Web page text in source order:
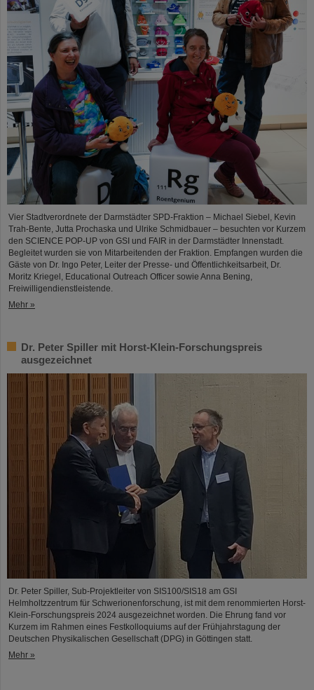
Vier Stadtverordnete der Darmstädter SPD-Fraktion – Michael Siebel, Kevin
Trah-Bente, Jutta Prochaska und Ulrike Schmidbauer – besuchten vor Kurzem
den SCIENCE POP-UP von GSI und FAIR in der Darmstädter Innenstadt.
Begleitet wurden sie von Mitarbeitenden der Fraktion. Empfangen wurden die
Gäste von Dr. Ingo Peter, Leiter der Presse- und Öffentlichkeitsarbeit, Dr.
Moritz Kriegel, Educational Outreach Officer sowie Anna Bening,
Freiwilligendienstleistende.
Mehr »
Dr. Peter Spiller mit Horst-Klein-Forschungspreis
ausgezeichnet
Dr. Peter Spiller, Sub-Projektleiter von SIS100/SIS18 am GSI
Helmholtzzentrum für Schwerionenforschung, ist mit dem renommierten Horst-
Klein-Forschungspreis 2024 ausgezeichnet worden. Die Ehrung fand vor
Kurzem im Rahmen eines Festkolloquiums auf der Frühjahrstagung der
Deutschen Physikalischen Gesellschaft (DPG) in Göttingen statt.
Mehr »